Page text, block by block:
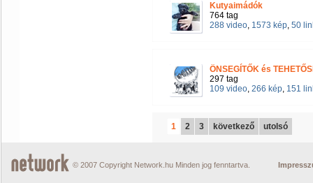
Kutyaimádók
764 tag
288 video, 1573 kép, 50
ÖNSEGÍTŐK és
297 tag
109 video, 266 kép, 151
1 2 3 következő utolsó
© 2007 Copyright Network.hu Minden jog fenntartva.